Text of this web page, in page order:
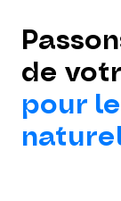
de
pour